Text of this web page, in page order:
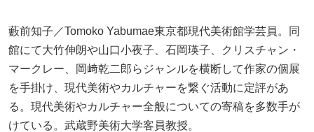
藪前知子／Tomoko Yabumae東京都現代美術館学芸員。同
館にて大竹伸朗や山口小夜子、石岡瑛子、クリスチャン・
マークレー、岡﨑乾二郎らジャンルを横断して作家の個展
を手掛け、現代美術やカルチャーを繋ぐ活動に定評があ
る。現代美術やカルチャー全般についての寄稿を多数手が
けている。武蔵野美術大学客員教授。